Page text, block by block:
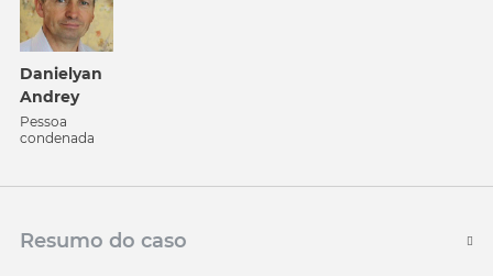
Danielyan
Andrey
Pessoa
condenada
Resumo do caso